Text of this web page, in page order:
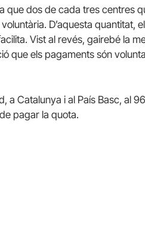
que dos de cada tres centres
D’aquesta quantitat,
Vist al revés, gairebé la
que els pagaments són
a Catalunya i al País Basc, al
pagar la quota.